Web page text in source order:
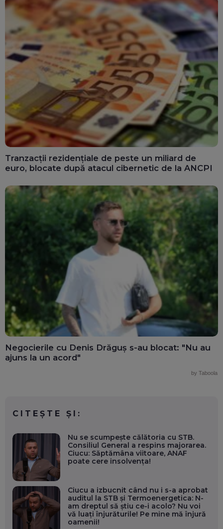
Tranzacții rezidențiale de peste un miliard de
euro, blocate după atacul cibernetic de la ANCPI
Negocierile cu Denis Drăguș s-au blocat: "Nu au
ajuns la un acord"
by Taboola
CITEȘTE ȘI:
Nu se scumpește călătoria cu STB.
Consiliul General a respins majorarea.
Ciucu: Săptămâna viitoare, ANAF
poate cere insolvența!
Ciucu a izbucnit când nu i s-a aprobat
auditul la STB și Termoenergetica: N-
am dreptul să știu ce-i acolo? Nu voi
vă luați înjurăturile! Pe mine mă înjură
oamenii!